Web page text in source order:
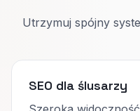
Utrzymuj spójny
SEO dla ślusarzy